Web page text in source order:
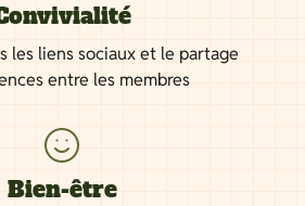
les liens sociaux et le partage
entre les membres
Bien-être